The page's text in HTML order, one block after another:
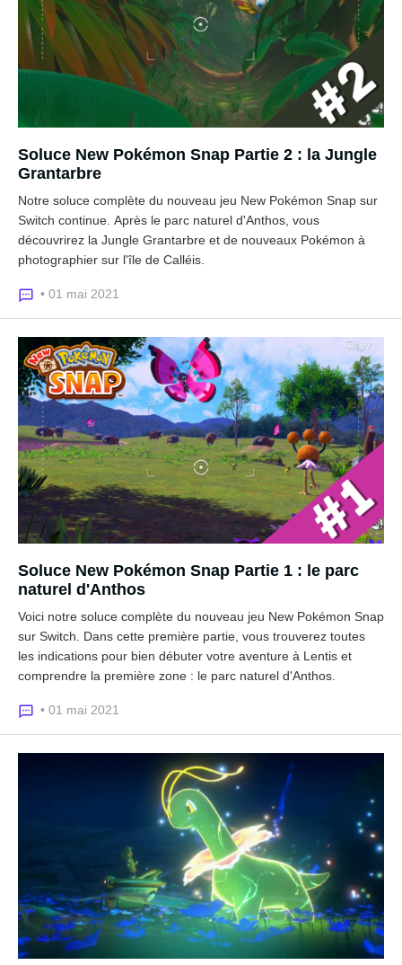
Soluce New Pokémon Snap Partie 2 : la Jungle
Grantarbre
Notre soluce complète du nouveau jeu New Pokémon Snap sur
Switch continue. Après le parc naturel d'Anthos, vous
découvrirez la Jungle Grantarbre et de nouveaux Pokémon à
photographier sur l'île de Calléis.
• 01 mai 2021
Soluce New Pokémon Snap Partie 1 : le parc
naturel d'Anthos
Voici notre soluce complète du nouveau jeu New Pokémon Snap
sur Switch. Dans cette première partie, vous trouverez toutes
les indications pour bien débuter votre aventure à Lentis et
comprendre la première zone : le parc naturel d'Anthos.
• 01 mai 2021